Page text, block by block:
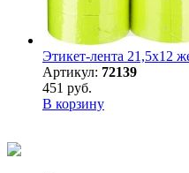
Этикет-лента 21,5х12
Артикул: 72139
451 руб.
В корзину